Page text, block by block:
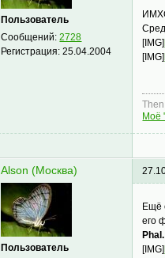
Пользователь
Сообщений:2728
Регистрация:25.04.2004
[IMG]
[IMG]
Моё
Alson (Москва)
Пользователь
Ещё
его
[IMG]